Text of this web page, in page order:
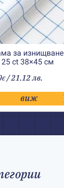
за изнищване
25 ct 38×45 см
€ / 21.12 лв.
виж